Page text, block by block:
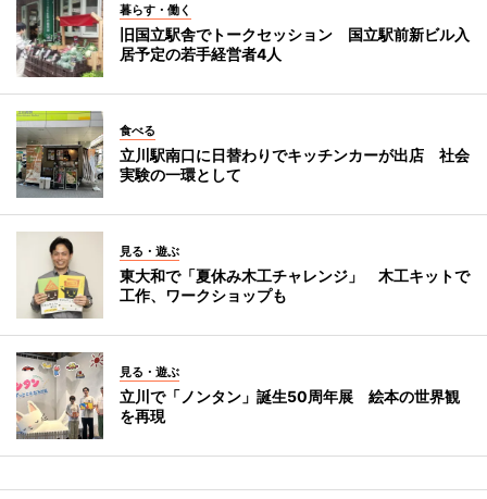
暮らす・働く
旧国立駅舎でトークセッション 国立駅前新ビル入
居予定の若手経営者4人
食べる
立川駅南口に日替わりでキッチンカーが出店 社会
実験の一環として
見る・遊ぶ
東大和で「夏休み木工チャレンジ」 木工キットで
工作、ワークショップも
見る・遊ぶ
立川で「ノンタン」誕生50周年展 絵本の世界観
を再現